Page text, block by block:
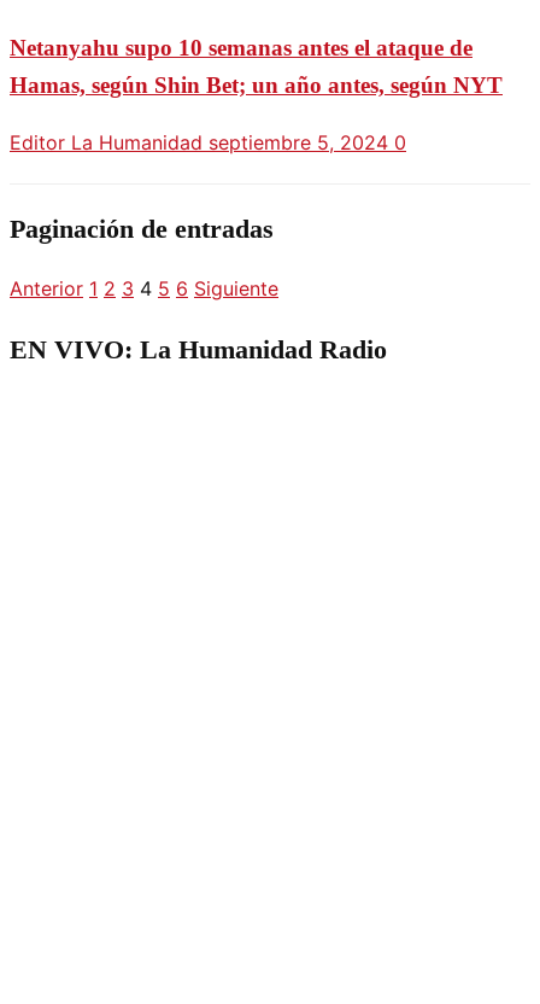
Netanyahu supo 10 semanas antes el ataque de
Hamas, según Shin Bet; un año antes, según NYT
Editor La Humanidad septiembre 5, 2024 0
Paginación de entradas
Anterior 1 2 3 4 5 6 Siguiente
EN VIVO: La Humanidad Radio